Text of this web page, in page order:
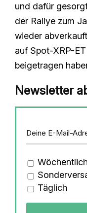
und dafür
der Rallye zum
wieder
auf Spot-XRP-
beigetragen
Newsletter
Täglich